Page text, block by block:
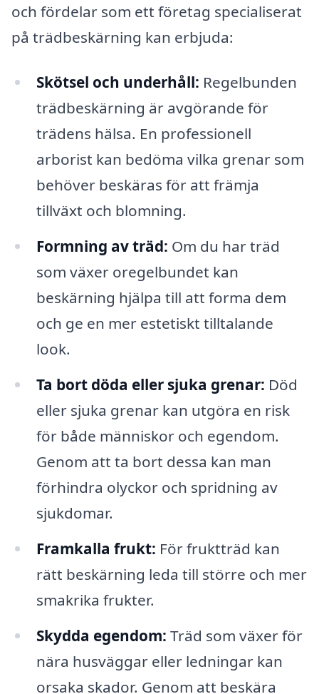
och fördelar som ett företag specialiserat
på trädbeskärning kan erbjuda:
Skötsel och underhåll: Regelbunden
trädbeskärning är avgörande för
trädens hälsa. En professionell
arborist kan bedöma vilka grenar som
behöver beskäras för att främja
tillväxt och blomning.
Formning av träd: Om du har träd
som växer oregelbundet kan
beskärning hjälpa till att forma dem
och ge en mer estetiskt tilltalande
look.
Ta bort döda eller sjuka grenar: Död
eller sjuka grenar kan utgöra en risk
för både människor och egendom.
Genom att ta bort dessa kan man
förhindra olyckor och spridning av
sjukdomar.
Framkalla frukt: För fruktträd kan
rätt beskärning leda till större och mer
smakrika frukter.
Skydda egendom: Träd som växer för
nära husväggar eller ledningar kan
orsaka skador. Genom att beskära